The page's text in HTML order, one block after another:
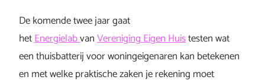
De komende twee jaar gaat
hetEnergielabvanVereniging Eigen Huistesten wat
een thuisbatterij voor woningeigenaren kan betekenen
en met welke praktische zaken je rekening moet